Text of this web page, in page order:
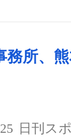
務所、
日刊ス